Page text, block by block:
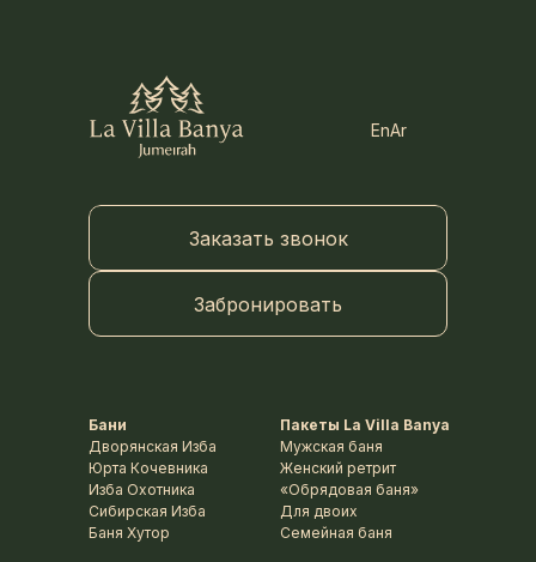
EnAr
Заказать звонок
Забронировать
Пакеты La Villa Banya
Мужская баня
Женский ретрит
«Обрядовая баня»
Для двоих
Семейная баня
Бани
Дворянская Изба
Юрта Кочевника
Изба Охотника
Сибирская Изба
Баня Хутор